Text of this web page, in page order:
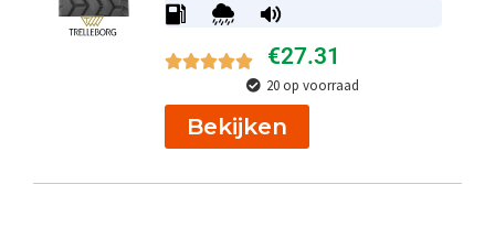
€27.31
20 op voorraad
Bekijken